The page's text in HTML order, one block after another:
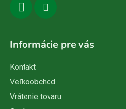
Informácie pre vás
Kontakt
Veľkoobchod
Vrátenie tovaru